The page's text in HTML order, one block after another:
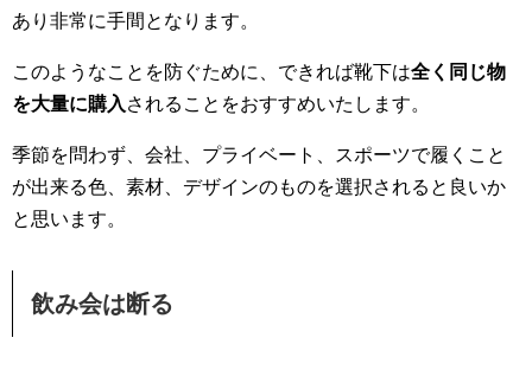
あり非常に手間となります。
このようなことを防ぐために、できれば靴下は全く同じ物
を大量に購入 されることをおすすめいたします。
季節を問わず、会社、プライベート、スポーツで履くこと
が出来る色、素材、デザインのものを選択されると良いか
と思います。
飲み会は断る